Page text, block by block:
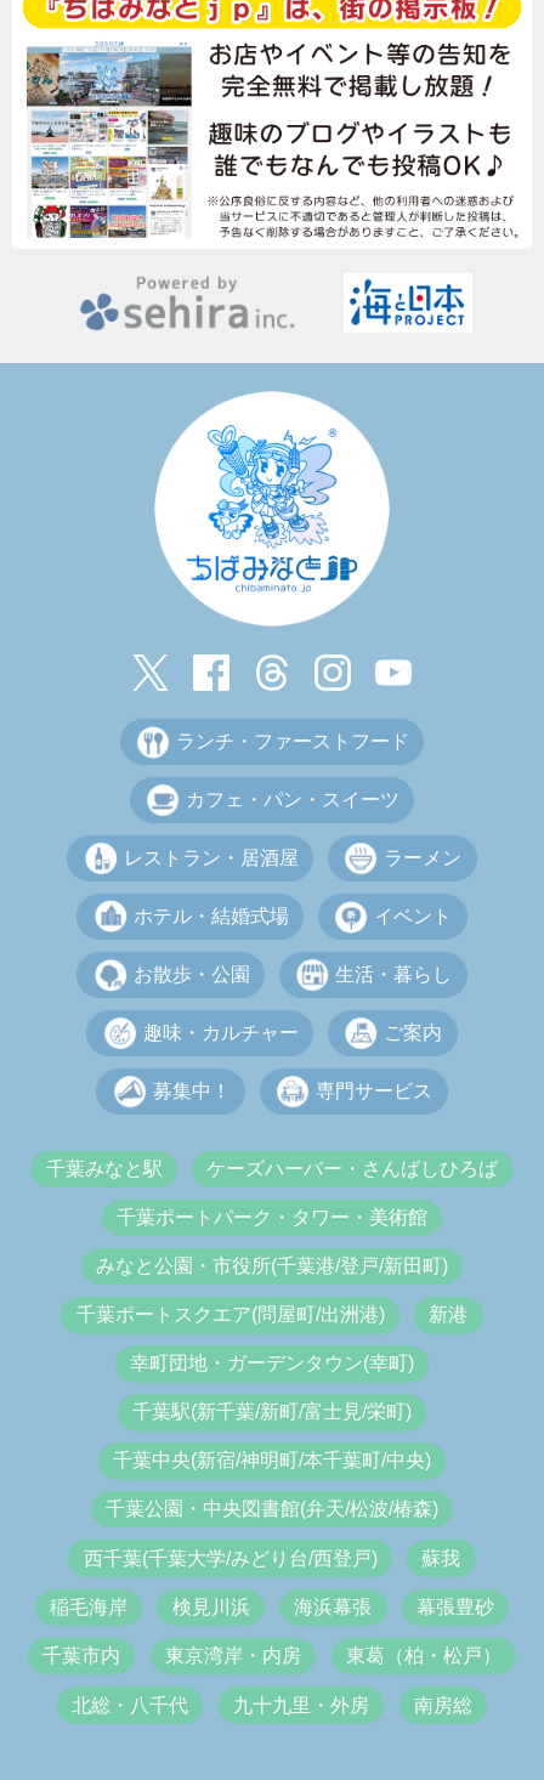
ランチ・ファーストフード
カフェ・パン・スイーツ
レストラン・居酒屋 ラーメン
ホテル・結婚式場 イベント
お散歩・公園 生活・暮らし
趣味・カルチャー ご案内
募集中！ 専門サービス
千葉みなと駅 ケーズハーバー・さんばしひろば
千葉ポートパーク・タワー・美術館
みなと公園・市役所(千葉港/登戸/新田町)
千葉ポートスクエア(問屋町/出洲港) 新港
幸町団地・ガーデンタウン(幸町)
千葉駅(新千葉/新町/富士見/栄町)
千葉中央(新宿/神明町/本千葉町/中央)
千葉公園・中央図書館(弁天/松波/椿森)
西千葉(千葉大学/みどり台/西登戸) 蘇我
稲毛海岸 検見川浜 海浜幕張 幕張豊砂
千葉市内 東京湾岸・内房 東葛（柏・松戸）
北総・八千代 九十九里・外房 南房総